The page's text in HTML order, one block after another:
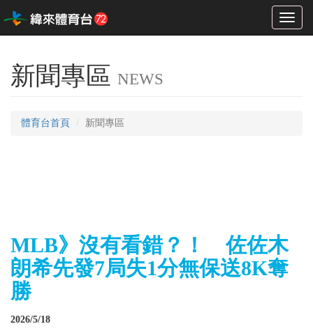
Toggle
新聞專區 NEWS
體育台首頁 新聞專區
MLB》沒有看錯？！ 佐佐木
朗希先發7局失1分無保送8K奪
勝
2026/5/18